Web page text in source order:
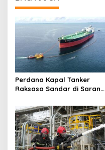
Perdana Kapal Tanker
Raksasa Sandar di Sarana
Perkuat Kesiapan Pasokan
Minyak Mentah ke RDMP
Balikpapan